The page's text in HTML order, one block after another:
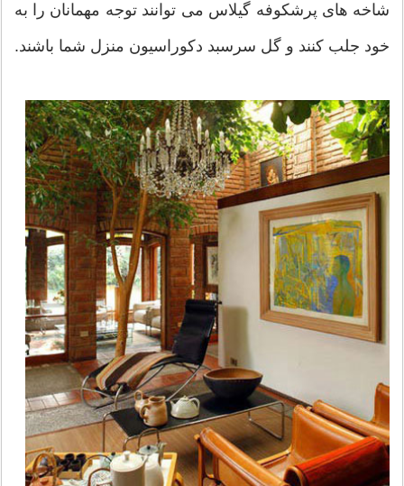
شاخه های پرشکوفه گیلاس می توانند توجه مهمانان را به
خود جلب کنند و گل سرسبد دکوراسیون منزل شما باشند.